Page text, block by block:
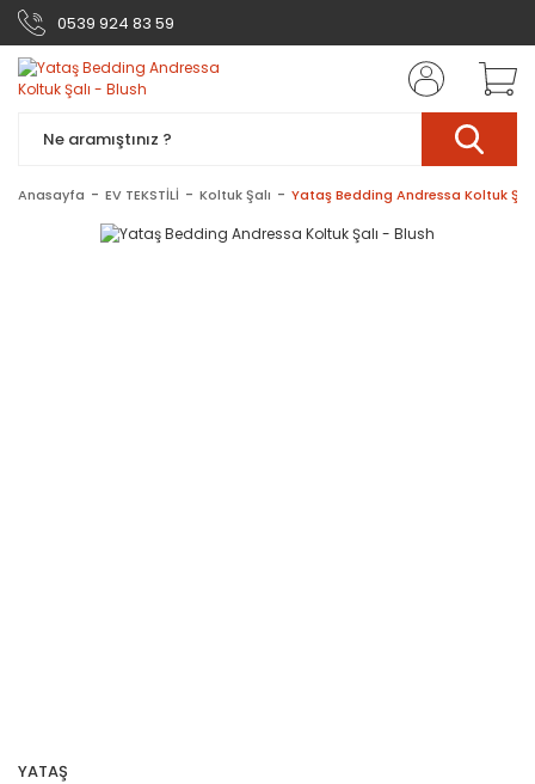
0539 924 83 59
Anasayfa EV TEKSTİLİ Koltuk Şalı Yataş Bedding Andressa Koltuk
YATAŞ